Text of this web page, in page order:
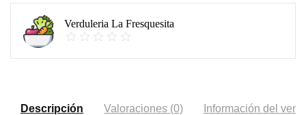
Verduleria La Fresquesita
Descripción Valoraciones (0) Información del